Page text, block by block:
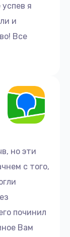
я
и
Все
но эти
с того,
починил
Вам